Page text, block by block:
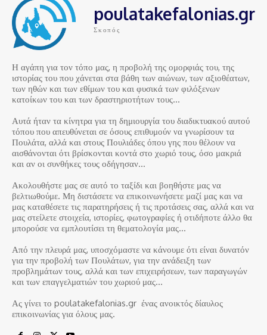
poulatakefalonias.gr
Σκοπός
Η αγάπη για τον τόπο μας, η προβολή της ομορφιάς του, της
ιστορίας του που χάνεται στα βάθη των αιώνων, των αξιοθέατων,
των ηθών και των εθίμων του και φυσικά των φιλόξενων
κατοίκων του και των δραστηριοτήτων τους…
Αυτά ήταν τα κίνητρα για τη δημιουργία του διαδικτυακού αυτού
τόπου που απευθύνεται σε όσους επιθυμούν να γνωρίσουν τα
Πουλάτα, αλλά και στους Πουλιάδες όπου γης που θέλουν να
αισθάνονται ότι βρίσκονται κοντά στο χωριό τους, όσο μακριά
και αν οι συνθήκες τους οδήγησαν…
Ακολουθήστε μας σε αυτό το ταξίδι και βοηθήστε μας να
βελτιωθούμε. Μη διστάσετε να επικοινωνήσετε μαζί μας και να
μας καταθέσετε τις παρατηρήσεις ή τις προτάσεις σας, αλλά και να
μας στείλετε στοιχεία, ιστορίες, φωτογραφίες ή οτιδήποτε άλλο θα
μπορούσε να εμπλουτίσει τη θεματολογία μας…
Από την πλευρά μας, υποσχόμαστε να κάνουμε ότι είναι δυνατόν
για την προβολή των Πουλάτων, για την ανάδειξη των
προβλημάτων τους, αλλά και των επιχειρήσεων, των παραγωγών
και των επαγγελματιών του χωριού μας…
Ας γίνει το poulatakefalonias.gr ένας ανοικτός δίαυλος
επικοινωνίας για όλους μας.